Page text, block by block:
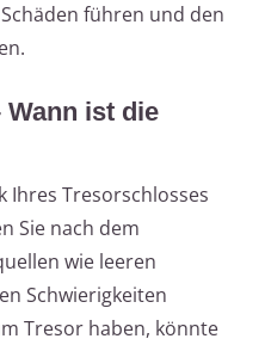
führen und den
ist die
Ihres Tresorschlosses
Sie nach dem
wie leeren
Schwierigkeiten
Tresor haben, könnte